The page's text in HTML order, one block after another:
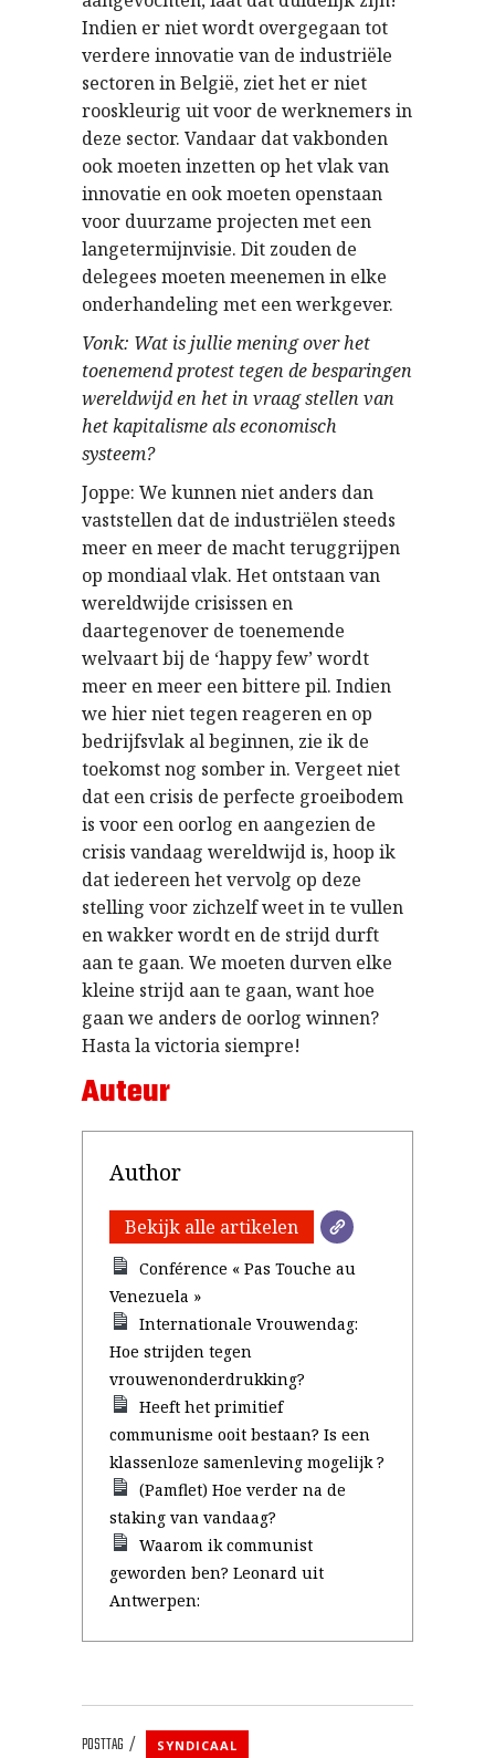
Indien er niet wordt overgegaan tot
verdere innovatie van de industriële
sectoren in België, ziet het er niet
rooskleurig uit voor de werknemers in
deze sector. Vandaar dat vakbonden
ook moeten inzetten op het vlak van
innovatie en ook moeten openstaan
voor duurzame projecten met een
langetermijnvisie. Dit zouden de
delegees moeten meenemen in elke
onderhandeling met een werkgever.
Vonk: Wat is jullie mening over het
toenemend protest tegen de besparingen
wereldwijd en het in vraag stellen van
het kapitalisme als economisch
systeem?
Joppe: We kunnen niet anders dan
vaststellen dat de industriëlen steeds
meer en meer de macht teruggrijpen
op mondiaal vlak. Het ontstaan van
wereldwijde crisissen en
daartegenover de toenemende
welvaart bij de ‘happy few’ wordt
meer en meer een bittere pil. Indien
we hier niet tegen reageren en op
bedrijfsvlak al beginnen, zie ik de
toekomst nog somber in. Vergeet niet
dat een crisis de perfecte groeibodem
is voor een oorlog en aangezien de
crisis vandaag wereldwijd is, hoop ik
dat iedereen het vervolg op deze
stelling voor zichzelf weet in te vullen
en wakker wordt en de strijd durft
aan te gaan. We moeten durven elke
kleine strijd aan te gaan, want hoe
gaan we anders de oorlog winnen?
Hasta la victoria siempre!
Auteur
Author
Bekijk alle artikelen
Conférence « Pas Touche au
Venezuela »
Internationale Vrouwendag:
Hoe strijden tegen
vrouwenonderdrukking?
Heeft het primitief
communisme ooit bestaan? Is een
klassenloze samenleving mogelijk ?
(Pamflet) Hoe verder na de
staking van vandaag?
Waarom ik communist
geworden ben? Leonard uit
Antwerpen:
POSTTAG SYNDICAAL